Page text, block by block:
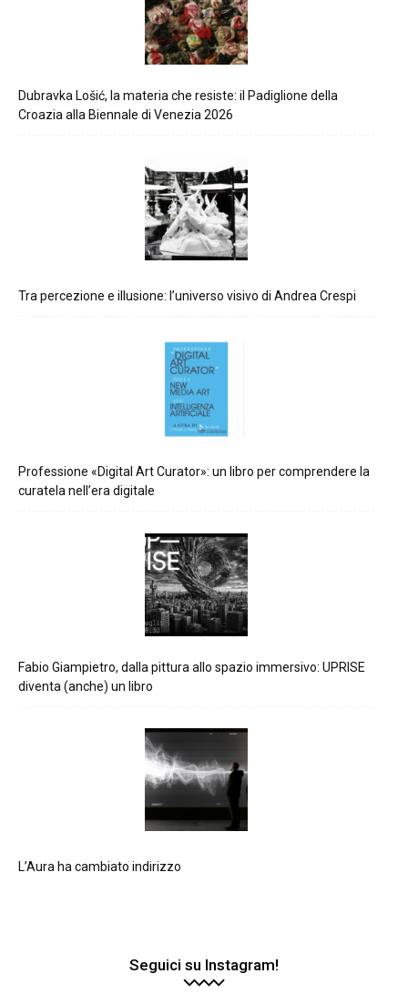
Dubravka Lošić, la materia che resiste: il Padiglione della
Croazia alla Biennale di Venezia 2026
Tra percezione e illusione: l’universo visivo di Andrea Crespi
Professione «Digital Art Curator»: un libro per comprendere la
curatela nell’era digitale
Fabio Giampietro, dalla pittura allo spazio immersivo: UPRISE
diventa (anche) un libro
L’Aura ha cambiato indirizzo
Seguici su Instagram!